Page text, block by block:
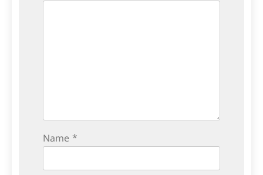
Name *